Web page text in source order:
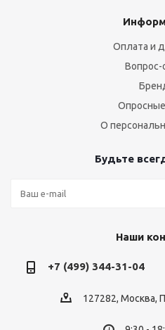
Оплата и
Вопрос-
О
Будьте
Наши
+7 (499) 344-31-04
127282, Москва,